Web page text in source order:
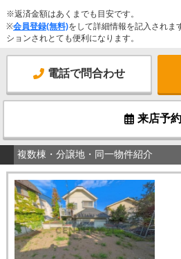
※返済金額はあくまでも目安です。
※会員登録(無料)をして詳細情報を記入されま
ションされとても便利になります。
電話で問合わせ
来店予約
複数棟・分譲地・同一物件紹介